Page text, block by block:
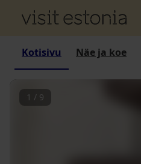
Kotisivu Näe ja koe
1 / 9